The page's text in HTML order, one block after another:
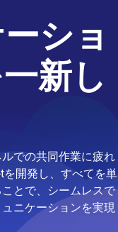
ショ
新し
での共同作業に疲れ
開発し、すべてを単
とで、シームレスで
ニケーションを実現